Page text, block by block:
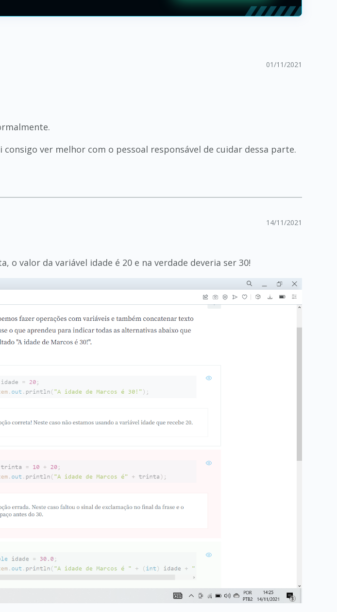
01/11/2021
ver melhor com o pessoal responsável de cuidar dessa parte.
14/11/2021
valor da variável idade é 20 e na verdade deveria ser 30!